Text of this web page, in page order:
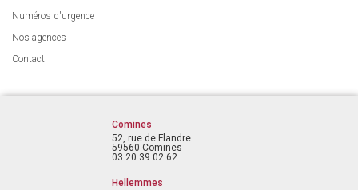
Numéros d'urgence
Nos agences
Contact
Comines
52, rue de Flandre
59560 Comines
03 20 39 02 62
Hellemmes